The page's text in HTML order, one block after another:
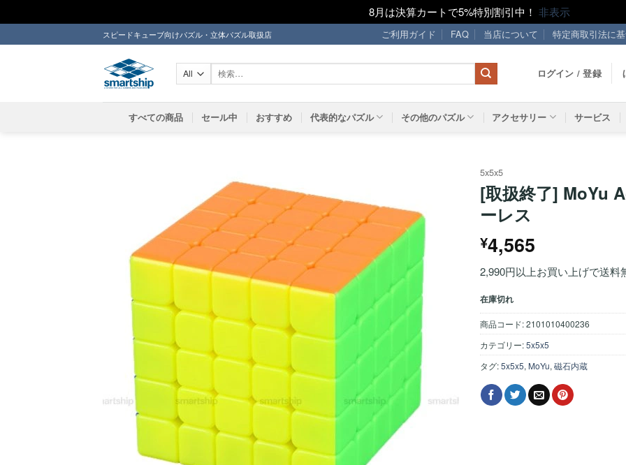
8月は決算カートで5%特別割引中！ 非表示
to
スピードキューブ向けパズル・立体パズル取扱店 ご利用ガイド FAQ 当店について 特定商取引法に
象:
ログイン / 登録
すべての商品 セール中 おすすめ 代表的なパズル その他のパズル アクセサリー サービス
5x5x5
[取扱終了] MoYu
ーレス
¥4,565
2,990円以上お買い上げで送料
在庫切れ
商品コード:2101010400236
カテゴリー:5x5x5
タグ:5x5x5, MoYu, 磁石内蔵